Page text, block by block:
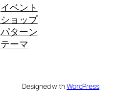
イベント
ショップ
パターン
テーマ
Designed withWordPress